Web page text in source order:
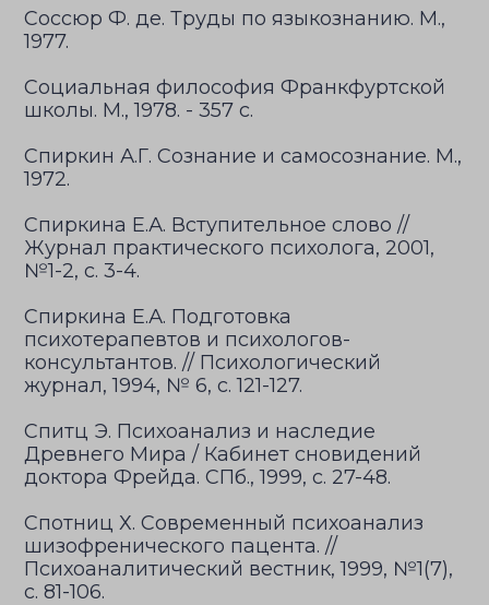
Соссюр Ф. де. Труды по языкознанию. М.,
1977.
Социальная философия Франкфуртской
школы. М., 1978. - 357 с.
Спиркин А.Г. Сознание и самосознание. М.,
1972.
Спиркина Е.А. Вступительное слово //
Журнал практического психолога, 2001,
№1-2, с. 3-4.
Спиркина Е.А. Подготовка
психотерапевтов и психологов-
консультантов. // Психологический
журнал, 1994, № 6, с. 121-127.
Спитц Э. Психоанализ и наследие
Древнего Мира / Кабинет сновидений
доктора Фрейда. СПб., 1999, с. 27-48.
Спотниц Х. Современный психоанализ
шизофренического пацента. //
Психоаналитический вестник, 1999, №1(7),
с. 81-106.